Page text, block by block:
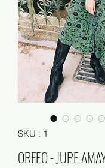
SKU : 1
ORFEO - JUPE